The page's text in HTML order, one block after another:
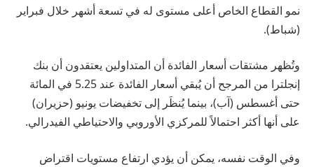
نمو القطاع الخاص أعلى مستوى له في تسعة أشهر خلال فبراير
(شباط).
وتُظهر مشتقات أسعار الفائدة أن المتداولين يعتقدون أن بنك
إنجلترا من المرجح أن يُبقي أسعار الفائدة عند 5.25 في المائة
حتى أغسطس (آب)، بينما يُنظَر إلى تخفيضات يونيو (حزيران)
على أنها أكثر احتمالاً للمركزي الأوروبي والاحتياطي الفيدرالي.
وفي الوقت نفسه، يمكن أن يؤدي ارتفاع مستويات اقتراض